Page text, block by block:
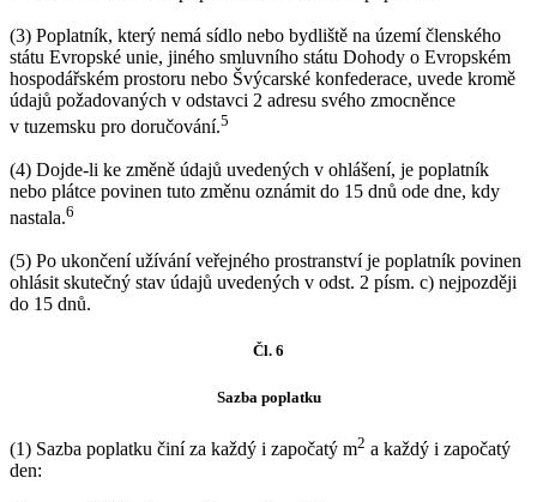
(3) Poplatník, který nemá sídlo nebo bydliště na území členského
státu Evropské unie, jiného smluvního státu Dohody o Evropském
hospodářském prostoru nebo Švýcarské konfederace, uvede kromě
údajů požadovaných v odstavci 2 adresu svého zmocněnce
v tuzemsku pro doručování.5
(4) Dojde-li ke změně údajů uvedených v ohlášení, je poplatník
nebo plátce povinen tuto změnu oznámit do 15 dnů ode dne, kdy
nastala.6
(5) Po ukončení užívání veřejného prostranství je poplatník povinen
ohlásit skutečný stav údajů uvedených v odst. 2 písm. c) nejpozději
do 15 dnů.
Čl. 6
Sazba poplatku
(1) Sazba poplatku činí za každý i započatý m2 a každý i započatý
den: